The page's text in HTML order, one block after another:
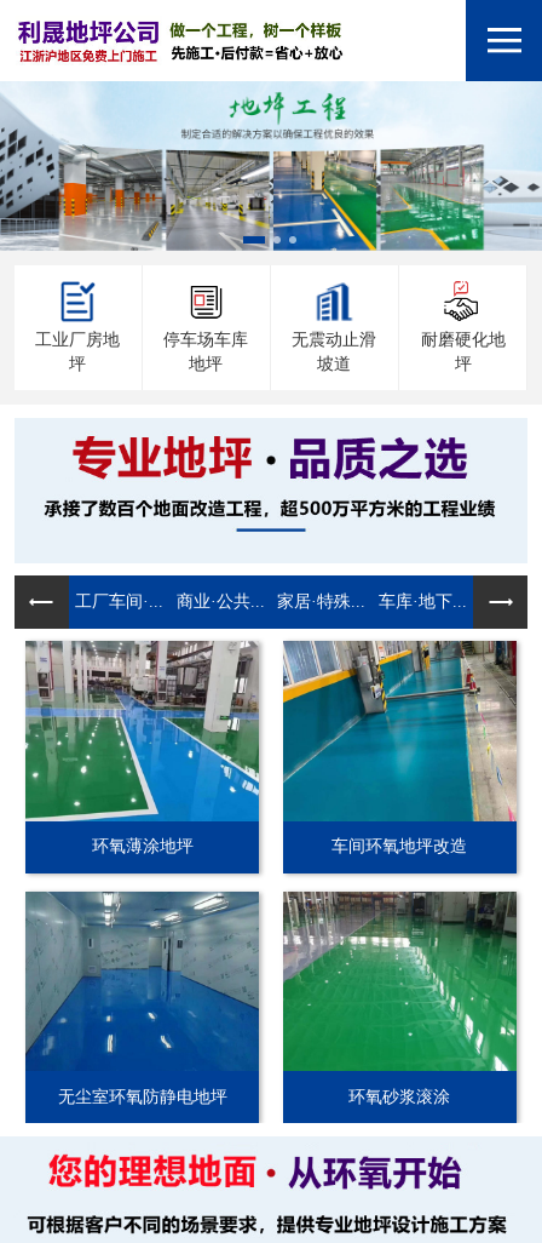
工业厂房地
坪
停车场车库
地坪
无震动止滑
坡道
耐磨硬化地
坪
工厂车间·... 商业·公共... 家居·特殊... 车库·地下...
环氧薄涂地坪 车间环氧地坪改造
无尘室环氧防静电地坪 环氧砂浆滚涂